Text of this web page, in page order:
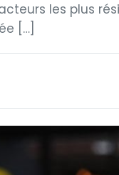
les plus
[…]